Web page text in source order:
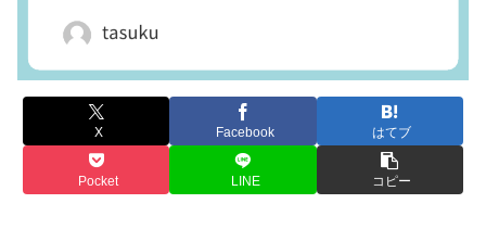
X Facebook はてブ
Pocket LINE コピー